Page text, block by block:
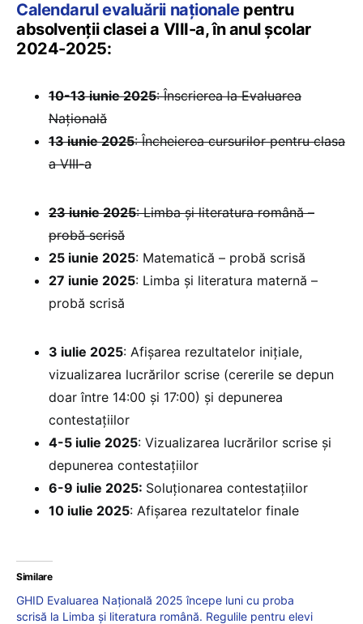
Calendarul evaluării naționalepentru
absolvenții clasei a VIII-a, în anul școlar
2024-2025:
10-13 iunie 2025: Înscrierea la Evaluarea
Națională
13 iunie 2025: Încheierea cursurilor pentru clasa
a VIII-a
23 iunie 2025: Limba și literatura română –
probă scrisă
25 iunie 2025: Matematică – probă scrisă
27 iunie 2025: Limba și literatura maternă –
probă scrisă
3 iulie 2025: Afișarea rezultatelor inițiale,
vizualizarea lucrărilor scrise (cererile se depun
doar între 14:00 și 17:00) și depunerea
contestațiilor
4-5 iulie 2025: Vizualizarea lucrărilor scrise și
depunerea contestațiilor
6-9 iulie 2025: Soluționarea contestațiilor
10 iulie 2025: Afișarea rezultatelor finale
Similare
GHID Evaluarea Națională 2025 începe luni cu proba
scrisă la Limba și literatura română. Regulile pentru elevi